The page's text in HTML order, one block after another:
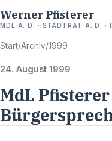
Werner Pfisterer
MDL A. D. · STADTRAT A. D. ·
Start/Archiv/1999
24. August 1999
MdL